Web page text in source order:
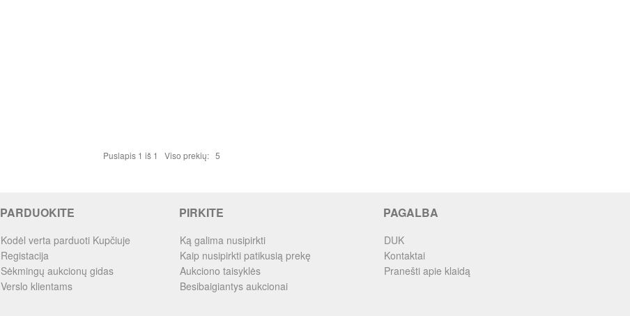
Puslapis 1 iš 1 Viso prekių: 5
PARDUOKITE
Kodėl verta parduoti Kupčiuje
Registacija
Sėkmingų aukcionų gidas
Verslo klientams
PIRKITE
Ką galima nusipirkti
Kaip nusipirkti patikusią prekę
Aukciono taisyklės
Besibaigiantys aukcionai
PAGALBA
DUK
Kontaktai
Pranešti apie klaidą